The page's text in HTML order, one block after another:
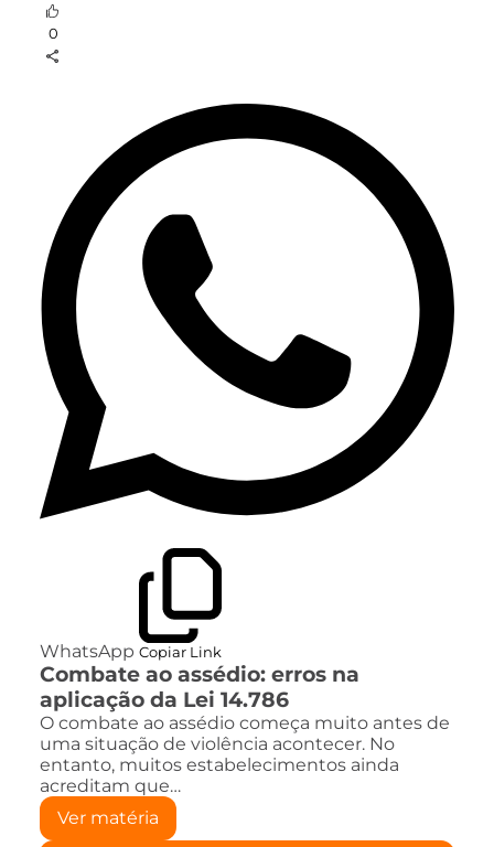
0
WhatsApp Copiar Link
Combate ao assédio: erros na
aplicação da Lei 14.786
O combate ao assédio começa muito antes de
uma situação de violência acontecer. No
entanto, muitos estabelecimentos ainda
acreditam que…
Ver matéria